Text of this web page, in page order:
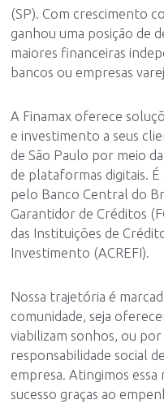
(SP). Com crescimento
ganhou uma posição de
maiores financeiras
bancos ou empresas
A Finamax oferece
e investimento a seus
de São Paulo por meio da
de plataformas digitais.
pelo Banco Central do
Garantidor de Créditos
das Instituições de
Investimento (ACREFI).
Nossa trajetória é
comunidade, seja
viabilizam sonhos, ou
responsabilidade social
empresa. Atingimos essa
sucesso graças ao